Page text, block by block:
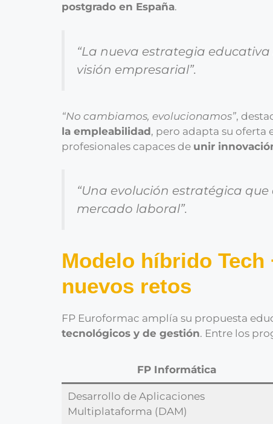
postgrado en España.
“La nueva estrategia
visión empresarial”.
“No cambiamos, evolucionamos”,
la empleabilidad, pero adapta su oferta
profesionales capaces de unir
“Una evolución estratégica
mercado laboral”.
Modelo híbrido
nuevos retos
FP Euroformac amplía su propuesta
tecnológicos y de gestión. Entre los
FP Informática
Desarrollo de Aplicaciones
Multiplataforma (DAM)